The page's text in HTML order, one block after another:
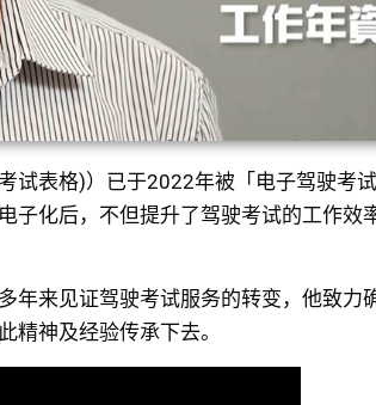
试表格)）已于2022年被「电子驾驶考
子化后，不但提升了驾驶考试的工作效
年来见证驾驶考试服务的转变，他致力
精神及经验传承下去。